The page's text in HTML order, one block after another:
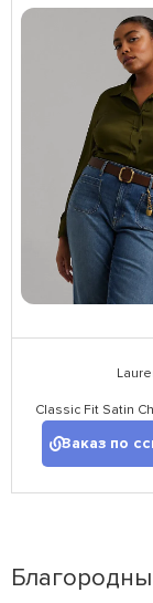
Classic Fit Satin
Заказ по